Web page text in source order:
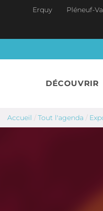
Aller au contenu principal
Erquy Pléneuf-
DÉCOUVRIR
Accueil / Tout l'agenda /